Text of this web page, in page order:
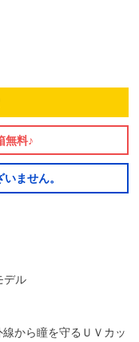
無料♪
ません。
デル
から瞳を守るＵＶカッ